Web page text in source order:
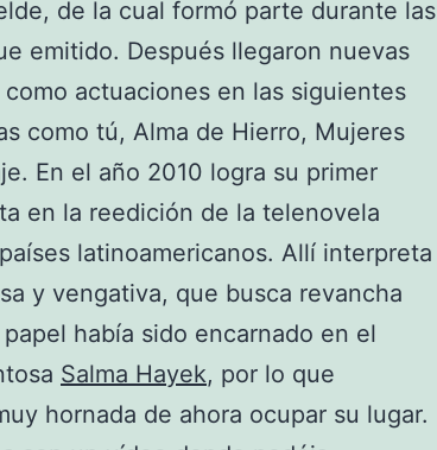
de la cual formó parte durante las
emitido. Después llegaron nuevas
actuaciones en las siguientes
como tú, Alma de Hierro, Mujeres
En el año 2010 logra su primer
en la reedición de la telenovela
latinoamericanos. Allí interpreta
y vengativa, que busca revancha
había sido encarnado en el
Salma Hayek, por lo que
hornada de ahora ocupar su lugar.